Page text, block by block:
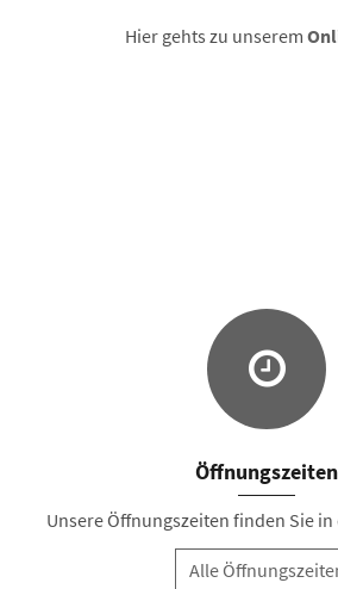
Hier gehts zu unserem
Öffnungszeiten
Unsere Öffnungszeiten finden Sie
Alle